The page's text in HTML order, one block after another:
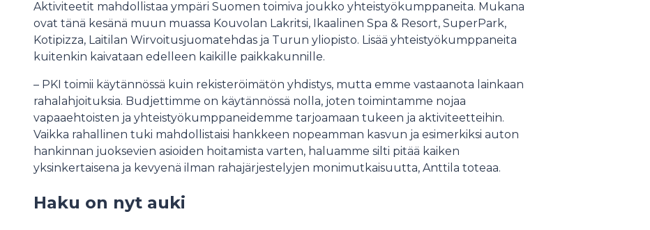
Aktiviteetit mahdollistaa ympäri Suomen toimiva joukko yhteistyökumppaneita. Mukana
ovat tänä kesänä muun muassa Kouvolan Lakritsi, Ikaalinen Spa & Resort, SuperPark,
Kotipizza, Laitilan Wirvoitusjuomatehdas ja Turun yliopisto. Lisää yhteistyökumppaneita
kuitenkin kaivataan edelleen kaikille paikkakunnille.
– PKI toimii käytännössä kuin rekisteröimätön yhdistys, mutta emme vastaanota lainkaan
rahalahjoituksia. Budjettimme on käytännössä nolla, joten toimintamme nojaa
vapaaehtoisten ja yhteistyökumppaneidemme tarjoamaan tukeen ja aktiviteetteihin.
Vaikka rahallinen tuki mahdollistaisi hankkeen nopeamman kasvun ja esimerkiksi auton
hankinnan juoksevien asioiden hoitamista varten, haluamme silti pitää kaiken
yksinkertaisena ja kevyenä ilman rahajärjestelyjen monimutkaisuutta, Anttila toteaa.
Haku on nyt auki